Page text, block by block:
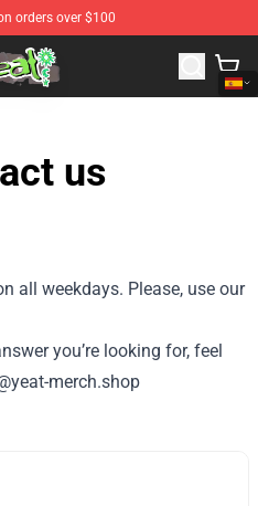
orders over $100
Merchandise Store
us
all weekdays. Please, use our
you’re looking for, feel
merch.shop